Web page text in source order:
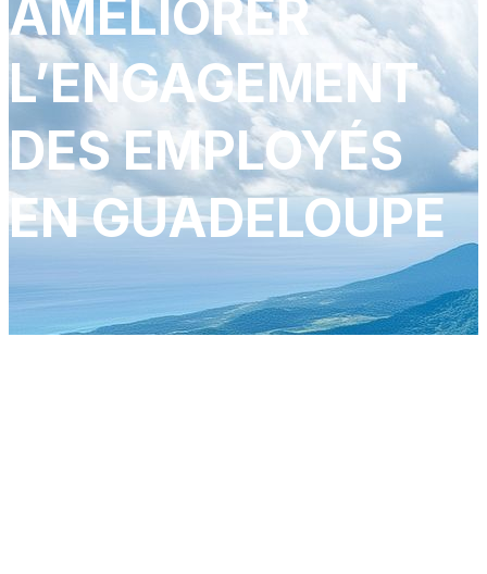
AMÉLIORER
L’ENGAGEMENT
DES EMPLOYÉS
EN GUADELOUPE